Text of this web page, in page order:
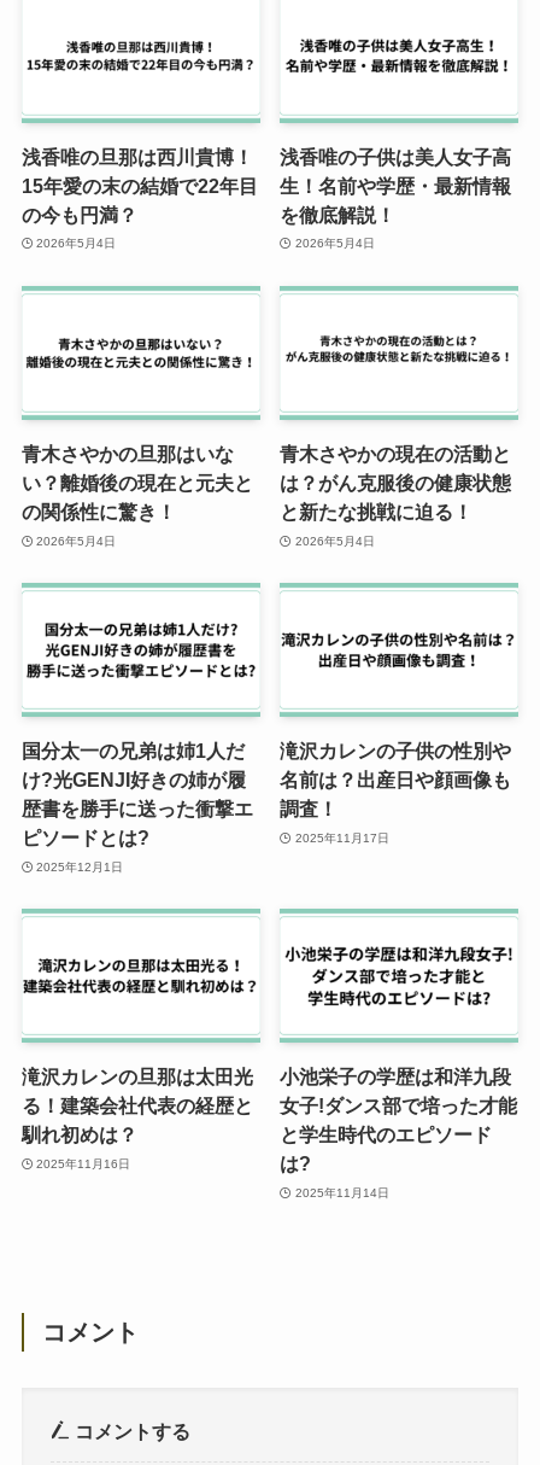
浅香唯の旦那は西川貴博！
15年愛の末の結婚で22年目
の今も円満？
2026年5月4日
浅香唯の子供は美人女子高
生！名前や学歴・最新情報
を徹底解説！
2026年5月4日
青木さやかの旦那はいな
い？離婚後の現在と元夫と
の関係性に驚き！
2026年5月4日
青木さやかの現在の活動と
は？がん克服後の健康状態
と新たな挑戦に迫る！
2026年5月4日
国分太一の兄弟は姉1人だ
け?光GENJI好きの姉が履
歴書を勝手に送った衝撃エ
ピソードとは?
2025年12月1日
滝沢カレンの子供の性別や
名前は？出産日や顔画像も
調査！
2025年11月17日
滝沢カレンの旦那は太田光
る！建築会社代表の経歴と
馴れ初めは？
2025年11月16日
小池栄子の学歴は和洋九段
女子!ダンス部で培った才能
と学生時代のエピソード
は?
2025年11月14日
コメント
コメントする